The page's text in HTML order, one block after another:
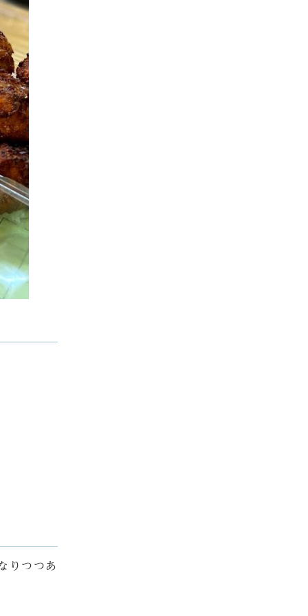
りつつあ